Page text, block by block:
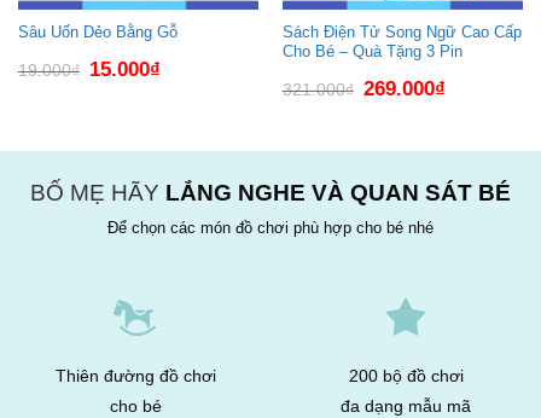
Sâu Uốn Dẻo Bằng Gỗ
19.000₫
Giá
gốc
15.000₫Giá
hiện
Sách Điện Tử Song Ngữ Cao Cấp
Cho Bé – Quà Tặng 3 Pin
321.000₫ Giá
gốc
269.000₫Giá
hiện
BỐ MẸ HÃY LẮNG NGHE VÀ QUAN SÁT BÉ
Để chọn các món đồ chơi phù hợp cho bé nhé
Thiên đường đồ chơi
cho bé
200 bộ đồ chơi
đa dạng mẫu mã